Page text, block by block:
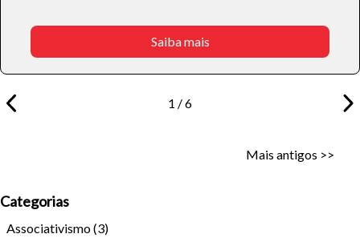
Saiba mais
1 / 6
Mais antigos >>
Categorias
Associativismo(3)